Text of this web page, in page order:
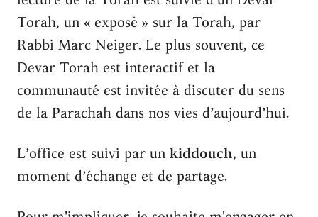
Torah, un « exposé » sur la Torah, par
Rabbi Marc Neiger. Le plus souvent, ce
Devar Torah est interactif et la
communauté est invitée à discuter du sens
de la Parachah dans nos vies d’aujourd’hui.
L’office est suivi par un kiddouch, un
moment d’échange et de partage.